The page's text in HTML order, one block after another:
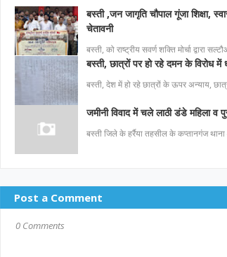
बस्ती ,जन जागृति चौपाल गूंजा शिक्षा,
चेतावनी
बस्ती, को राष्ट्रीय सवर्ण शक्ति मोर्चा द्वारा
बस्ती, छात्रों पर हो रहे दमन के विरोध में
बस्ती, देश में हो रहे छात्रों के ऊपर अन्याय,
जमीनी विवाद में चले लाठी डंडे महिला व
बस्ती जिले के हर्रैया तहसील के कप्तानगंज थाना
Post a Comment
0 Comments